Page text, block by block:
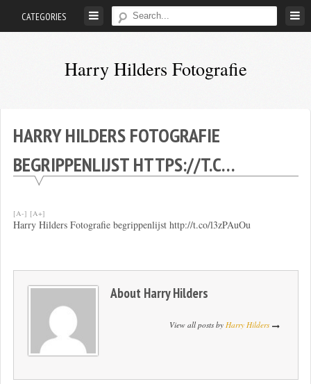
CATEGORIES
Harry Hilders Fotografie
Hilders
HARRY HILDERS FOTOGRAFIE
BEGRIPPENLIJST HTTPS://T.C…
[A-] [A+]
Harry Hilders Fotografie begrippenlijst http://t.co/l3zPAuOu
About Harry Hilders
View all posts by Harry Hilders